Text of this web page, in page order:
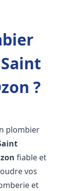
?
plombier
fiable et
vos
et